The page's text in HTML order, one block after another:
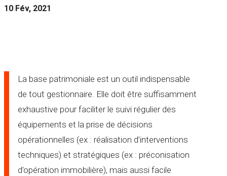
10 Fév, 2021
La base patrimoniale est un outil indispensable
de tout gestionnaire. Elle doit être suffisamment
exhaustive pour faciliter le suivi régulier des
équipements et la prise de décisions
opérationnelles (ex : réalisation d’interventions
techniques) et stratégiques (ex : préconisation
d’opération immobilière), mais aussi facile